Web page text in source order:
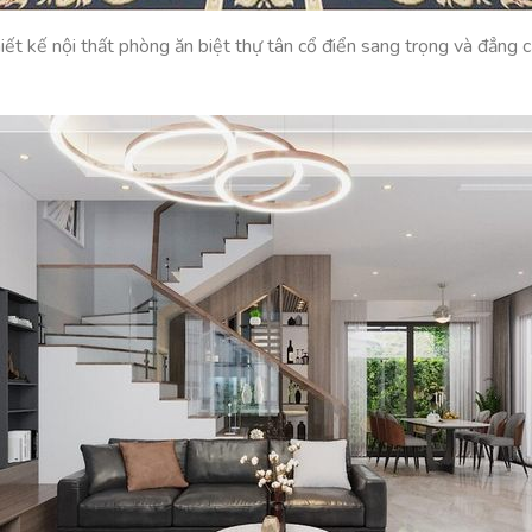
kế nội thất phòng ăn biệt thự tân cổ điển sang trọng và đẳng